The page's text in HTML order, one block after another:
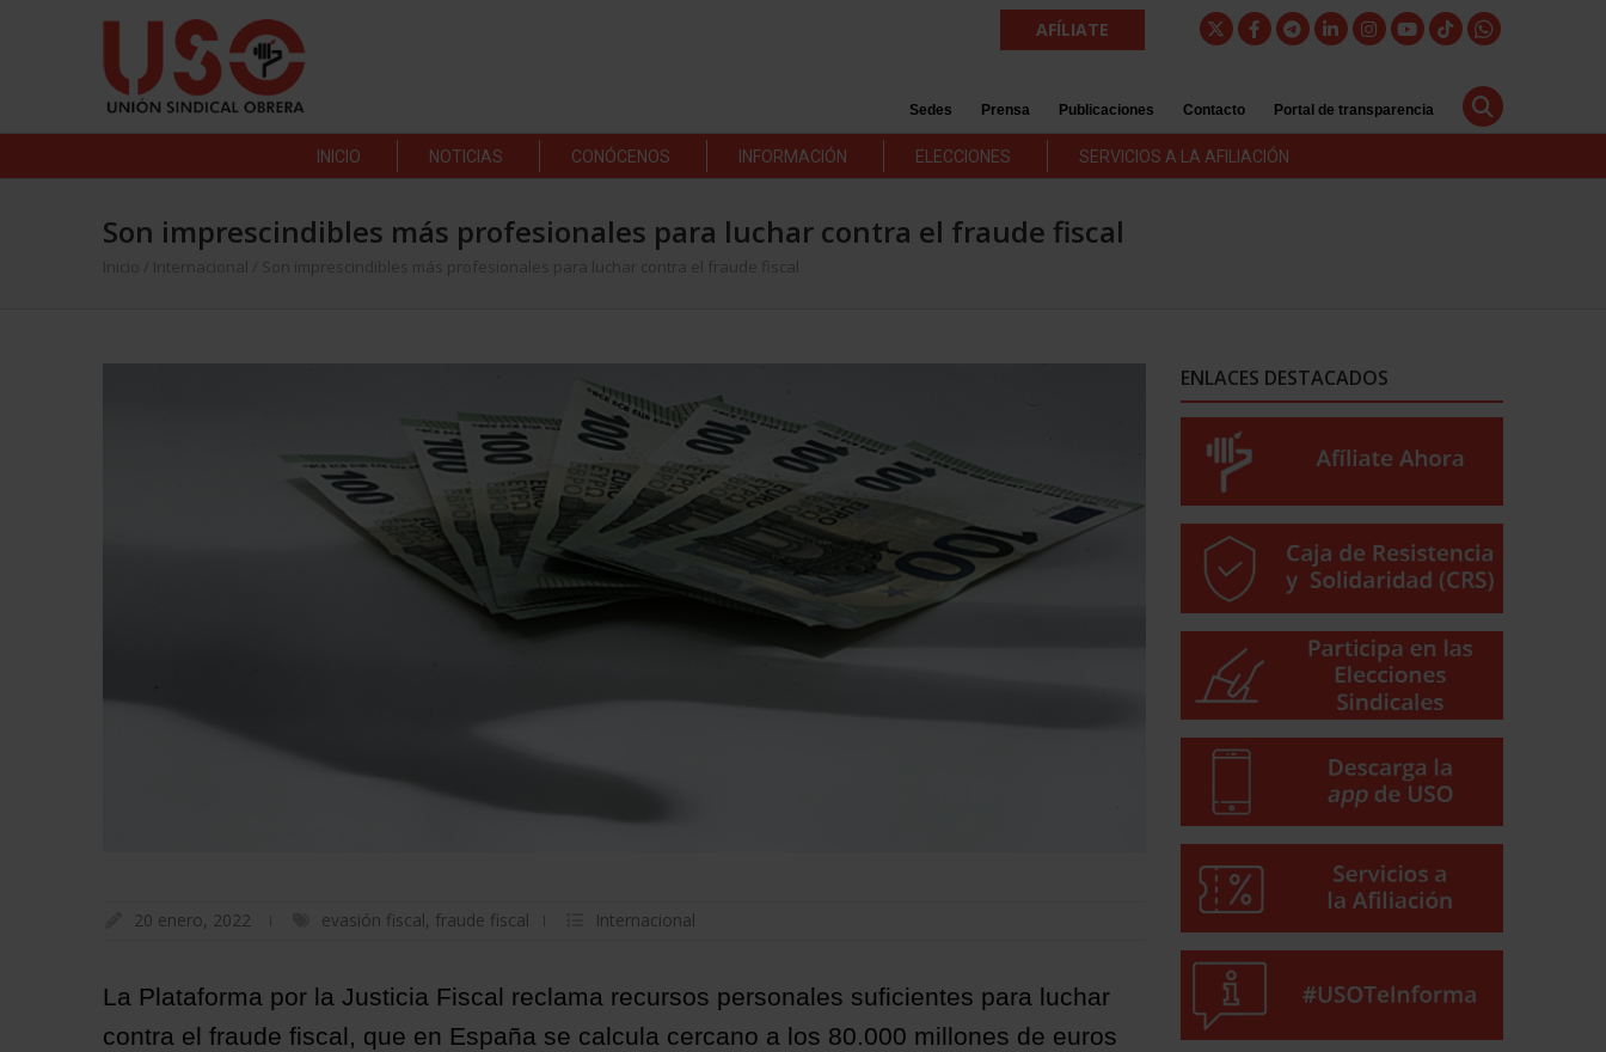
AFÍLIATE
Sedes Prensa Publicaciones Contacto Portal de transparencia
INICIO NOTICIAS CONÓCENOS INFORMACIÓN ELECCIONES SERVICIOS A LA AFILIACIÓN
Son imprescindibles más profesionales para luchar contra el fraude fiscal
Inicio Internacional Son imprescindibles más profesionales para luchar contra el fraude fiscal
20 enero, 2022 evasión fiscal, fraude fiscal Internacional
La Plataforma por la Justicia Fiscal reclama recursos personales suficientes para luchar
contra el fraude fiscal, que en España se calcula cercano a los 80.000 millones de euros
ENLACES DESTACADOS